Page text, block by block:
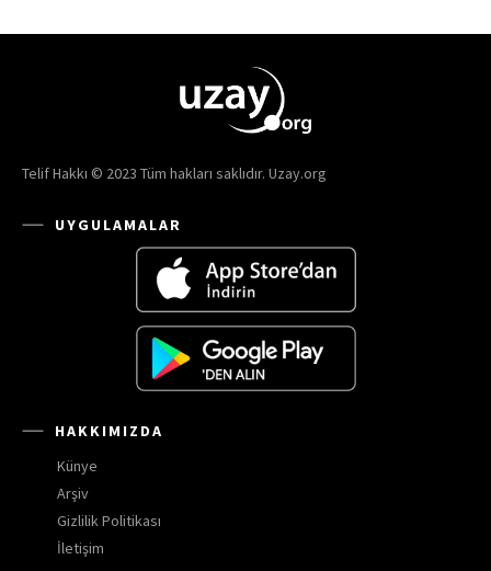
Telif Hakkı © 2023 Tüm hakları saklıdır. Uzay.org
UYGULAMALAR
HAKKIMIZDA
Künye
Arşiv
Gizlilik Politikası
İletişim